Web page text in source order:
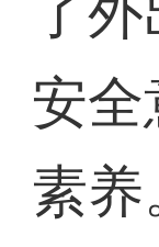
了
安
素养